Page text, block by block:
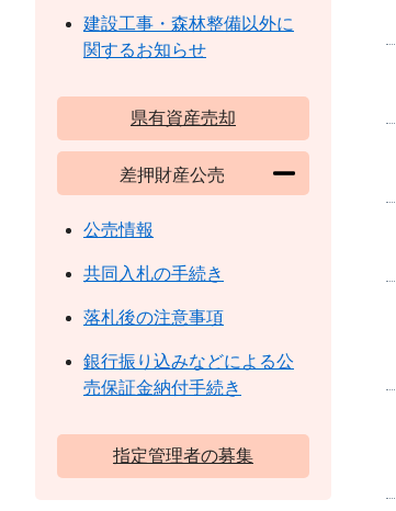
建設工事・森林整備以外に
関するお知らせ
県有資産売却
差押財産公売
公売情報
共同入札の手続き
落札後の注意事項
銀行振り込みなどによる公
売保証金納付手続き
指定管理者の募集